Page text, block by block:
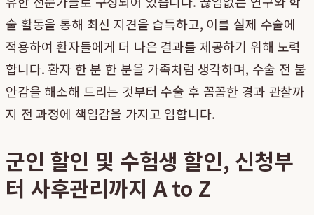
술 활동을 통해 최신 지견을 습득하고, 이를 실제 수술에
적용하여 환자들에게 더 나은 결과를 제공하기 위해 노력
합니다. 환자 한 분 한 분을 가족처럼 생각하며, 수술 전 불
안감을 해소해 드리는 것부터 수술 후 꼼꼼한 경과 관찰까
지 전 과정에 책임감을 가지고 임합니다.
군인 할인 및 수험생 할인, 신청부
터 사후관리까지 A to Z